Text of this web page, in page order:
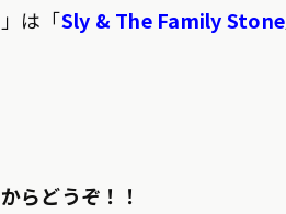
は「Sly & The Family Stone
らどうぞ！！